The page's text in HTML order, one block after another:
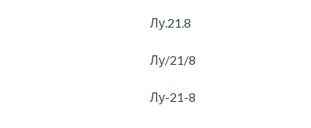
Лу.21.8
Лу/21/8
Лу-21-8